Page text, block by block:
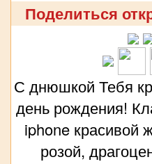
Поделиться
С днюшкой Тебя
день рождения!
iphone красивой
розой,